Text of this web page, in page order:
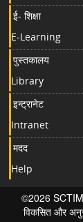
ई- शिक्षा
E-Learning
पुस्तकालय
Library
इन्ट्रानेट
Intranet
मदद
Help
©2026
विकसित और